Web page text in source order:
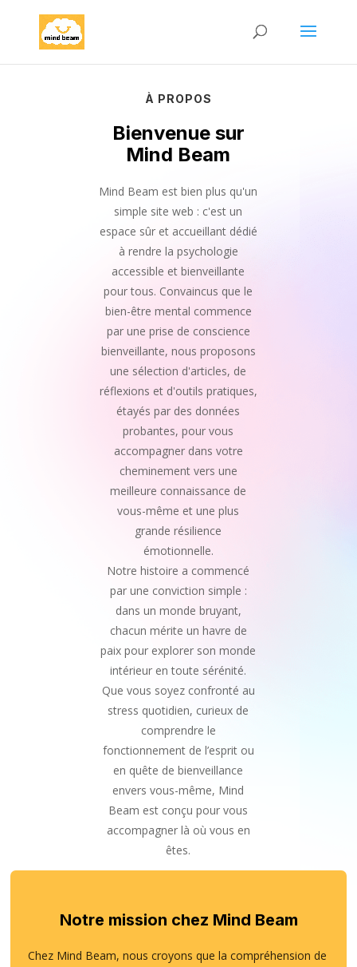
À PROPOS
Bienvenue sur
Mind Beam
Mind Beam est bien plus qu'un
simple site web : c'est un
espace sûr et accueillant dédié
à rendre la psychologie
accessible et bienveillante
pour tous. Convaincus que le
bien-être mental commence
par une prise de conscience
bienveillante, nous proposons
une sélection d'articles, de
réflexions et d'outils pratiques,
étayés par des données
probantes, pour vous
accompagner dans votre
cheminement vers une
meilleure connaissance de
vous-même et une plus
grande résilience
émotionnelle.
Notre histoire a commencé
par une conviction simple :
dans un monde bruyant,
chacun mérite un havre de
paix pour explorer son monde
intérieur en toute sérénité.
Que vous soyez confronté au
stress quotidien, curieux de
comprendre le
fonctionnement de l’esprit ou
en quête de bienveillance
envers vous-même, Mind
Beam est conçu pour vous
accompagner là où vous en
êtes.
Notre mission chez Mind Beam
Chez Mind Beam, nous croyons que la compréhension de